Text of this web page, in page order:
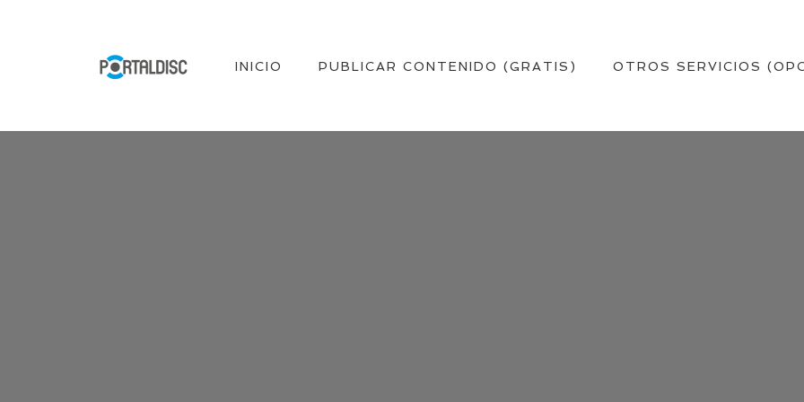
INICIO PUBLICAR CONTENIDO (GRATIS) OTROS SERVICIOS